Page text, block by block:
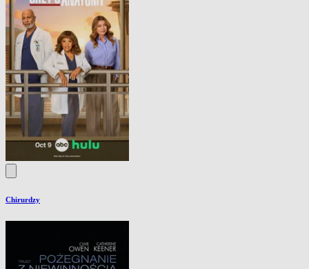
Chirurdzy